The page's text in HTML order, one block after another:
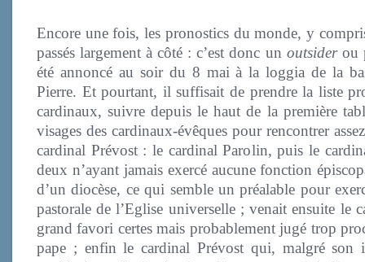
Encore une fois, les pronostics du monde, y
passés largement à côté : c’est donc un outsider ou
été annoncé au soir du 8 mai à la loggia de la
Pierre. Et pourtant, il suffisait de prendre la liste
cardinaux, suivre depuis le haut de la première
visages des cardinaux-évêques pour rencontrer
cardinal Prévost : le cardinal Parolin, puis le
deux n’ayant jamais exercé aucune fonction
d’un diocèse, ce qui semble un préalable pour
pastorale de l’Eglise universelle ; venait ensuite le
grand favori certes mais probablement jugé trop
pape ; enfin le cardinal Prévost qui, malgré son